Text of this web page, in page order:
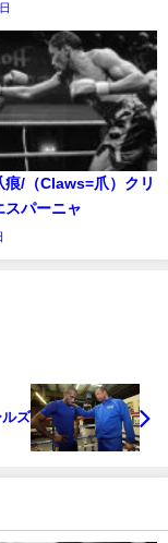
痕/（Claws=爪）クリ
スパーニャ
ズ